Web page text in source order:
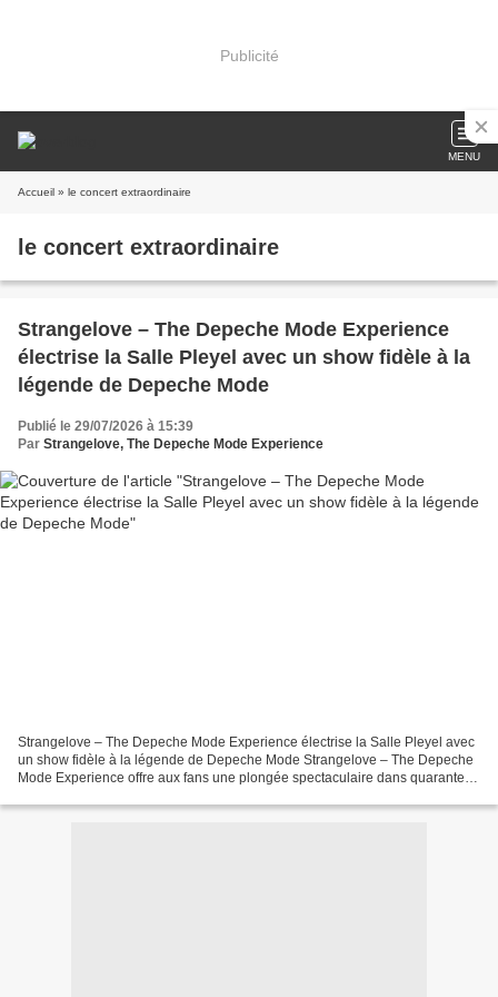
Publicité
MENU
Accueil » le concert extraordinaire
le concert extraordinaire
Strangelove – The Depeche Mode Experience
électrise la Salle Pleyel avec un show fidèle à la
légende de Depeche Mode
Publié le 29/07/2026 à 15:39
Par Strangelove, The Depeche Mode Experience
Strangelove – The Depeche Mode Experience électrise la Salle Pleyel avec
un show fidèle à la légende de Depeche Mode Strangelove – The Depeche
Mode Experience offre aux fans une plongée spectaculaire dans quarante